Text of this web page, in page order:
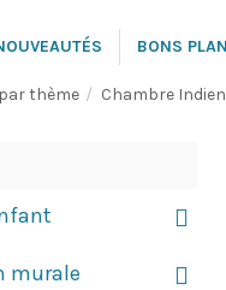
BONS
thème Chambre
murale